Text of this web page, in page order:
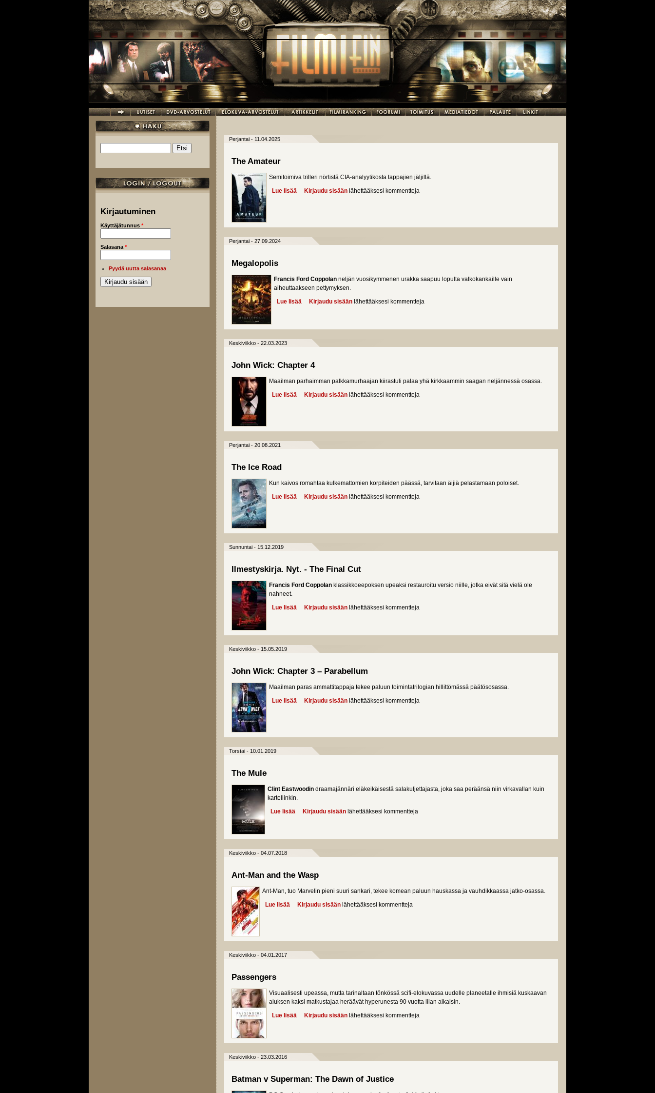
Hakulomake
Kirjautuminen
Käyttäjätunnus *
Salasana *
Pyydä uutta salasanaa
Perjantai - 11.04.2025
The Amateur
Semitoimiva trilleri nörtistä CIA-analyytikosta tappajien jäljillä.
Lue lisää about The Amateur
Kirjaudu sisään lähettääksesi kommentteja
Perjantai - 27.09.2024
Megalopolis
Francis Ford Coppolan neljän vuosikymmenen urakka saapuu lopulta valkokankaille vain
aiheuttaakseen pettymyksen.
Lue lisää about Megalopolis
Kirjaudu sisään lähettääksesi kommentteja
Keskiviikko - 22.03.2023
John Wick: Chapter 4
Maailman parhaimman palkkamurhaajan kiirastuli palaa yhä kirkkaammin saagan neljännessä osassa.
Lue lisää about John Wick: Chapter 4
Kirjaudu sisään lähettääksesi kommentteja
Perjantai - 20.08.2021
The Ice Road
Kun kaivos romahtaa kulkemattomien korpiteiden päässä, tarvitaan äijiä pelastamaan poloiset.
Lue lisää about The Ice Road
Kirjaudu sisään lähettääksesi kommentteja
Sunnuntai - 15.12.2019
Ilmestyskirja. Nyt. - The Final Cut
Francis Ford Coppolan klassikkoeepoksen upeaksi restauroitu versio niille, jotka eivät sitä vielä ole
nahneet.
Lue lisää about Ilmestyskirja. Nyt. - The Final Cut
Kirjaudu sisään lähettääksesi kommentteja
Keskiviikko - 15.05.2019
John Wick: Chapter 3 – Parabellum
Maailman paras ammattitappaja tekee paluun toimintatrilogian hillittömässä päätösosassa.
Lue lisää about John Wick: Chapter 3 – Parabellum
Kirjaudu sisään lähettääksesi kommentteja
Torstai - 10.01.2019
The Mule
Clint Eastwoodin draamajännäri eläkeikäisestä salakuljettajasta, joka saa peräänsä niin virkavallan kuin
kartellinkin.
Lue lisää about The Mule
Kirjaudu sisään lähettääksesi kommentteja
Keskiviikko - 04.07.2018
Ant-Man and the Wasp
Ant-Man, tuo Marvelin pieni suuri sankari, tekee komean paluun hauskassa ja vauhdikkaassa jatko-osassa.
Lue lisää about Ant-Man and the Wasp
Kirjaudu sisään lähettääksesi kommentteja
Keskiviikko - 04.01.2017
Passengers
Visuaalisesti upeassa, mutta tarinaltaan tönkössä scifi-elokuvassa uudelle planeetalle ihmisiä kuskaavan
aluksen kaksi matkustajaa heräävät hyperunesta 90 vuotta liian aikaisin.
Lue lisää about Passengers
Kirjaudu sisään lähettääksesi kommentteja
Keskiviikko - 23.03.2016
Batman v Superman: The Dawn of Justice